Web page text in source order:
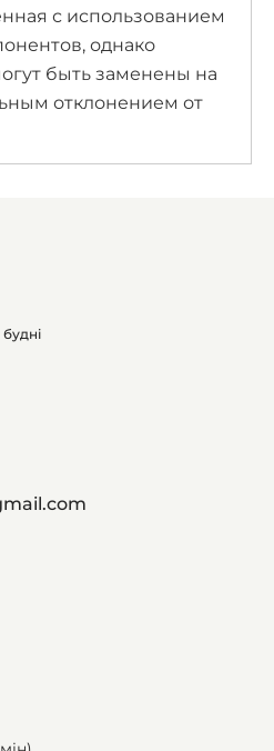
с использованием
однако
быть заменены на
отклонением от